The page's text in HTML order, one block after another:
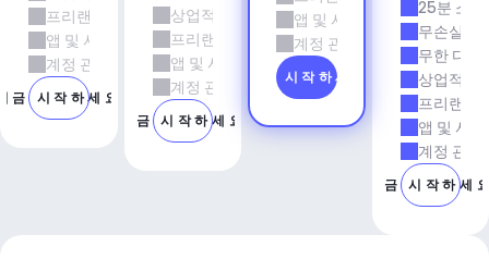
프리랜서 및 에이전시 업무
앱 및 서비스
계정 관리자 지원
금 시작하세요
상업적 사용
프리랜서 및 에이전시 업무
앱 및 서비스
계정 관리자 지원
지금 시작하세요
앱 및 서비스
계정 관리자 지원
지금 시작하세요
25분 소요
무손실 품
무한 다운
상업적 사
프리랜서
앱 및 서비
계정 관리
지금 시작하세